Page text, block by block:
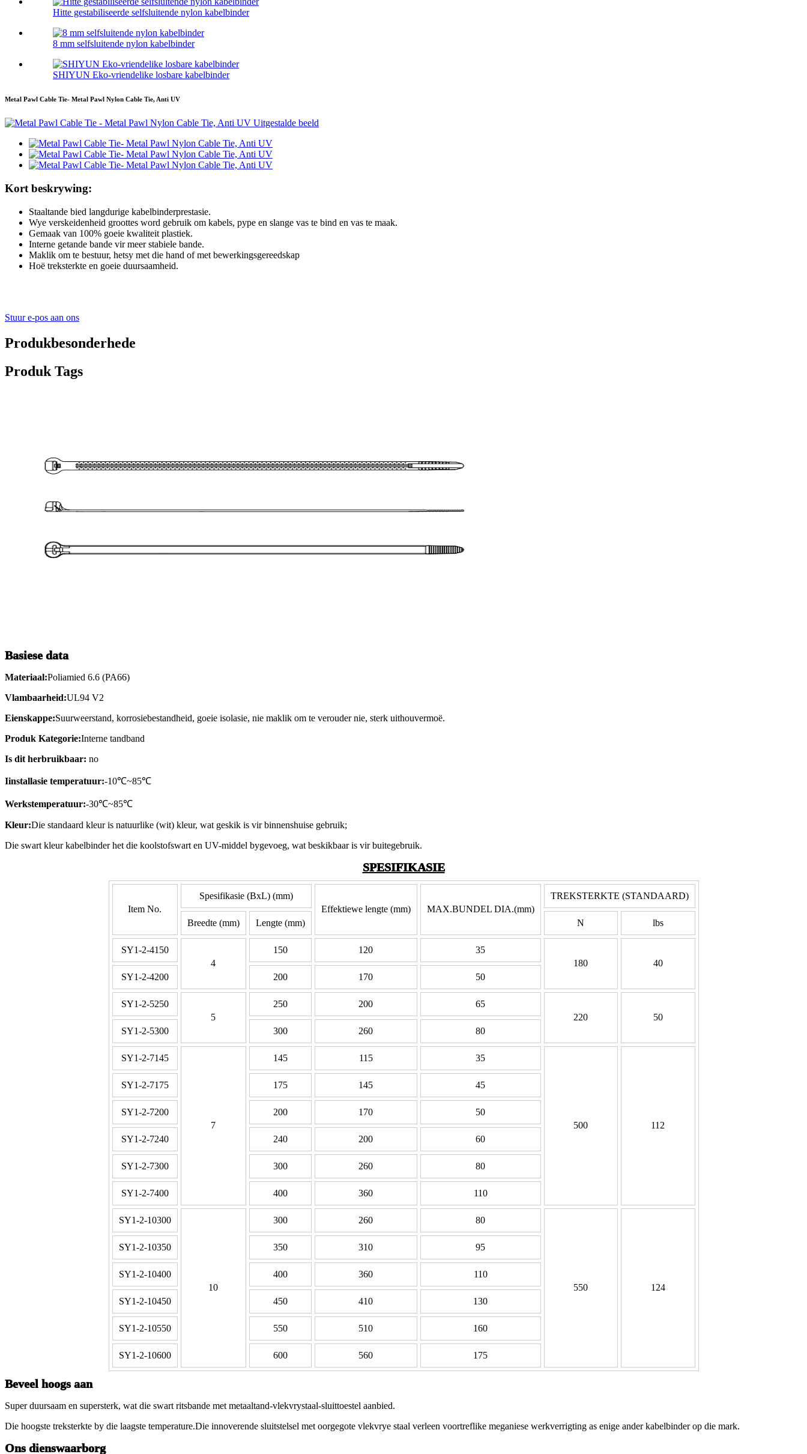
Hitte gestabiliseerde selfsluitende nylon kabelbinder
8 mm selfsluitende nylon kabelbinder
SHIYUN Eko-vriendelike losbare kabelbinder
Metal Pawl Cable Tie- Metal Pawl Nylon Cable Tie, Anti UV
Kort beskrywing:
Staaltande bied langdurige kabelbinderprestasie.
Wye verskeidenheid groottes word gebruik om kabels, pype en slange vas te bind en vas te maak.
Gemaak van 100% goeie kwaliteit plastiek.
Interne getande bande vir meer stabiele bande.
Maklik om te bestuur, hetsy met die hand of met bewerkingsgereedskap
Hoë treksterkte en goeie duursaamheid.
Stuur e-pos aan ons
Produkbesonderhede
Produk Tags
Basiese data
Materiaal:Poliamied 6.6 (PA66)
Vlambaarheid:UL94 V2
Eienskappe:Suurweerstand, korrosiebestandheid, goeie isolasie, nie maklik om te verouder nie, sterk uithouvermoë.
Produk Kategorie:Interne tandband
Is dit herbruikbaar: no
Iinstallasie temperatuur:-10℃~85℃
Werkstemperatuur:-30℃~85℃
Kleur:Die standaard kleur is natuurlike (wit) kleur, wat geskik is vir binnenshuise gebruik;
Die swart kleur kabelbinder het die koolstofswart en UV-middel bygevoeg, wat beskikbaar is vir buitegebruik.
SPESIFIKASIE
Item No.
Spesifikasie (BxL) (mm)
Effektiewe lengte (mm)
MAX.BUNDEL DIA.(mm)
TREKSTERKTE (STANDAARD)
Breedte (mm) Lengte (mm) N lbs
SY1-2-4150
4
150 120
35
180
40
SY1-2-4200
200 170 50
SY1-2-5250
5
250 200
65
220
50
SY1-2-5300
300 260 80
SY1-2-7145
7
145 115 35
500 112
SY1-2-7175 175 145 45
SY1-2-7200 200 170 50
SY1-2-7240 240 200 60
SY1-2-7300 300 260 80
SY1-2-7400 400 360 110
SY1-2-10300
10
300 260 80
550 124
SY1-2-10350 350 310 95
SY1-2-10400 400 360 110
SY1-2-10450 450 410 130
SY1-2-10550 550 510 160
SY1-2-10600 600 560 175
Beveel hoogs aan
Super duursaam en supersterk, wat die swart ritsbande met metaaltand-vlekvrystaal-sluittoestel aanbied.
Die hoogste treksterkte by die laagste temperature.Die innoverende sluitstelsel met oorgegote vlekvrye staal verleen voortreflike meganiese werkverrigting as enige ander kabelbinder op die mark.
Ons dienswaarborg